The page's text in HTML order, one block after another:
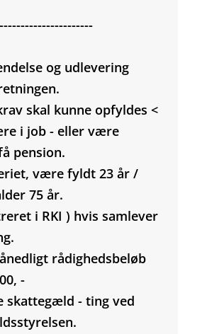
og udlevering
skal kunne opfyldes <
i job - eller være
pension.
være fyldt 23 år /
75 år.
i RKI ) hvis samlever
rådighedsbeløb
-
skattegæld - ting ved